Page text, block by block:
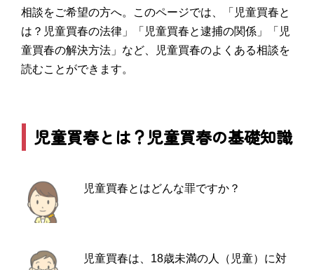
相談をご希望の方へ。このページでは、「児童買春と
は？児童買春の法律」「児童買春と逮捕の関係」「児
童買春の解決方法」など、児童買春のよくある相談を
読むことができます。
児童買春とは？児童買春の基礎知識
児童買春とはどんな罪ですか？
児童買春は、18歳未満の人（児童）に対